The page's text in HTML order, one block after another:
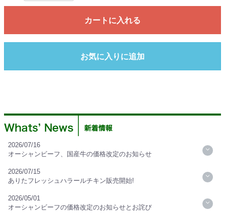
カートに入れる
お気に入りに追加
2026/07/16
オーシャンビーフ、国産牛の価格改定のお知らせ
2026/07/15
ありたフレッシュハラールチキン販売開始!
2026/05/01
オーシャンビーフの価格改定のお知らせとお詫び